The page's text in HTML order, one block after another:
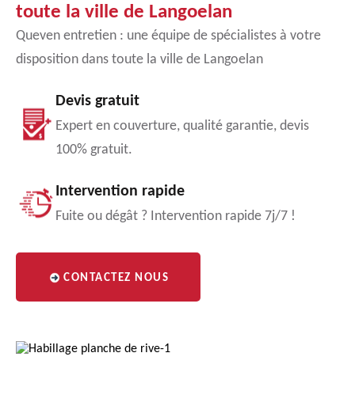
toute la ville de Langoelan
Queven entretien : une équipe de spécialistes à votre
disposition dans toute la ville de Langoelan
Devis gratuit
Expert en couverture, qualité garantie, devis
100% gratuit.
Intervention rapide
Fuite ou dégât ? Intervention rapide 7j/7 !
CONTACTEZ NOUS